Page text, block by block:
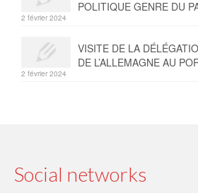
PARTNERS
CONTACT
POLITIQUE GENRE DU
2 février 2024
VISITE DE LA
DE L’ALLEMAGNE AU
2 février 2024
Social networks